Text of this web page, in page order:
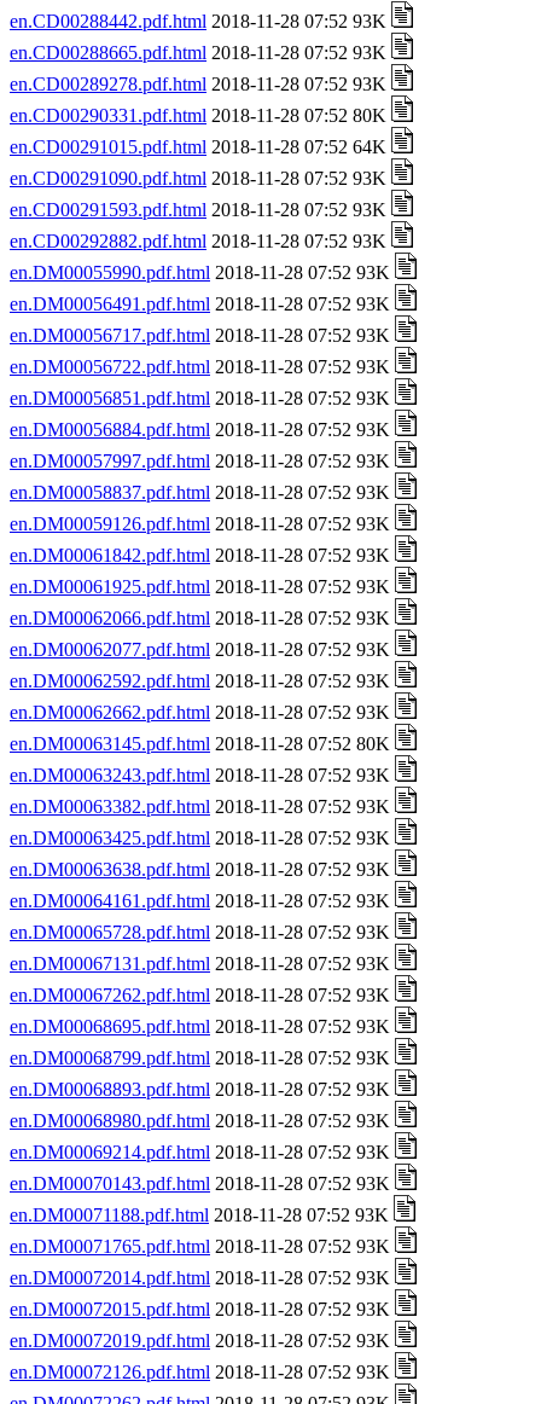
en.CD00288442.pdf.html 2018-11-28 07:52 93K
en.CD00288665.pdf.html 2018-11-28 07:52 93K
en.CD00289278.pdf.html 2018-11-28 07:52 93K
en.CD00290331.pdf.html 2018-11-28 07:52 80K
en.CD00291015.pdf.html 2018-11-28 07:52 64K
en.CD00291090.pdf.html 2018-11-28 07:52 93K
en.CD00291593.pdf.html 2018-11-28 07:52 93K
en.CD00292882.pdf.html 2018-11-28 07:52 93K
en.DM00055990.pdf.html 2018-11-28 07:52 93K
en.DM00056491.pdf.html 2018-11-28 07:52 93K
en.DM00056717.pdf.html 2018-11-28 07:52 93K
en.DM00056722.pdf.html 2018-11-28 07:52 93K
en.DM00056851.pdf.html 2018-11-28 07:52 93K
en.DM00056884.pdf.html 2018-11-28 07:52 93K
en.DM00057997.pdf.html 2018-11-28 07:52 93K
en.DM00058837.pdf.html 2018-11-28 07:52 93K
en.DM00059126.pdf.html 2018-11-28 07:52 93K
en.DM00061842.pdf.html 2018-11-28 07:52 93K
en.DM00061925.pdf.html 2018-11-28 07:52 93K
en.DM00062066.pdf.html 2018-11-28 07:52 93K
en.DM00062077.pdf.html 2018-11-28 07:52 93K
en.DM00062592.pdf.html 2018-11-28 07:52 93K
en.DM00062662.pdf.html 2018-11-28 07:52 93K
en.DM00063145.pdf.html 2018-11-28 07:52 80K
en.DM00063243.pdf.html 2018-11-28 07:52 93K
en.DM00063382.pdf.html 2018-11-28 07:52 93K
en.DM00063425.pdf.html 2018-11-28 07:52 93K
en.DM00063638.pdf.html 2018-11-28 07:52 93K
en.DM00064161.pdf.html 2018-11-28 07:52 93K
en.DM00065728.pdf.html 2018-11-28 07:52 93K
en.DM00067131.pdf.html 2018-11-28 07:52 93K
en.DM00067262.pdf.html 2018-11-28 07:52 93K
en.DM00068695.pdf.html 2018-11-28 07:52 93K
en.DM00068799.pdf.html 2018-11-28 07:52 93K
en.DM00068893.pdf.html 2018-11-28 07:52 93K
en.DM00068980.pdf.html 2018-11-28 07:52 93K
en.DM00069214.pdf.html 2018-11-28 07:52 93K
en.DM00070143.pdf.html 2018-11-28 07:52 93K
en.DM00071188.pdf.html 2018-11-28 07:52 93K
en.DM00071765.pdf.html 2018-11-28 07:52 93K
en.DM00072014.pdf.html 2018-11-28 07:52 93K
en.DM00072015.pdf.html 2018-11-28 07:52 93K
en.DM00072019.pdf.html 2018-11-28 07:52 93K
en.DM00072126.pdf.html 2018-11-28 07:52 93K